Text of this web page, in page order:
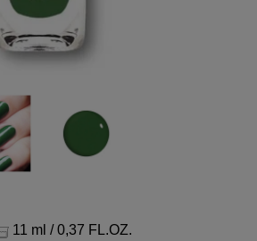
11 ml / 0,37 FL.OZ.